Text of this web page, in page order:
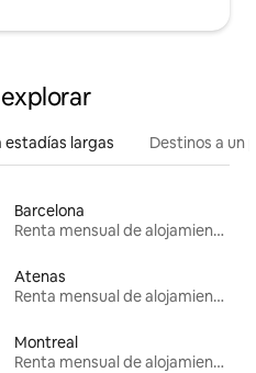
estadías largas Destinos a un
Barcelona
Renta mensual de alojamientos
Atenas
Renta mensual de alojamientos
Montreal
Renta mensual de alojamientos